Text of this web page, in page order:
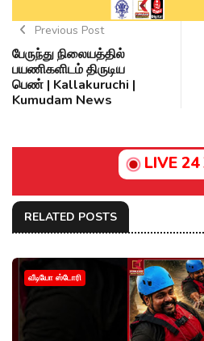
Previous Post
பேருந்து நிலையத்தில்
பயணிகளிடம் திருடிய
பெண் | Kallakuruchi |
Kumudam News
LIVE 24
RELATED POSTS
வீடியோ ஸ்டோரி